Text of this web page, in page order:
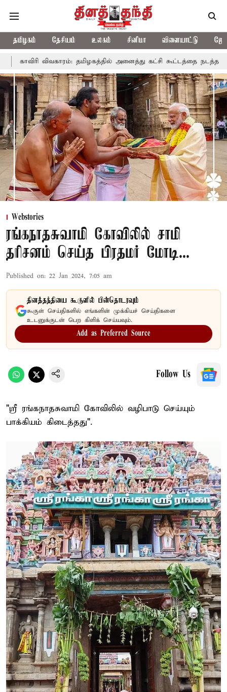
தமிழகம் தேசியம் உலகம் சினிமா விளையாட்டு
தமிழகத்தில் அனைத்து கட்சி கூட்டத்தை நடத்தாது ஏன்? உதயநிதி
Webstories
ரங்கநாதசுவாமி கோவிலில் சாமி
தரிசனம் செய்த பிரதமர் மோடி...
Published on: 22 Jan 2024, 7:05 am
தினத்தந்தியை கூகுளில் பின்தொடரவும்
கூகுள் செய்திகளில் எங்களின் முக்கியச் செய்திகளை
உடனுக்குடன் பெற கிளிக் செய்யவும்.
Add as Preferred Source
Follow Us
"ஶ்ரீ ரங்கநாதசுவாமி கோவிலில் வழிபாடு செய்யும்
பாக்கியம் கிடைத்தது".